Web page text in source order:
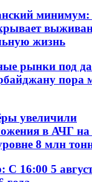
минимум:
жизнь
рынки под
пора
увеличили
в АЧГ на
8 млн
С 16:00 5